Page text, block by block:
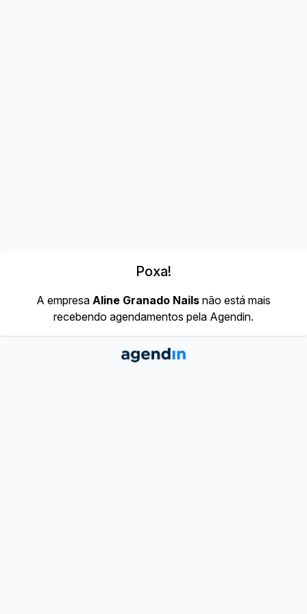
Poxa!
A empresa Aline Granado Nails não está mais
recebendo agendamentos pela Agendin.